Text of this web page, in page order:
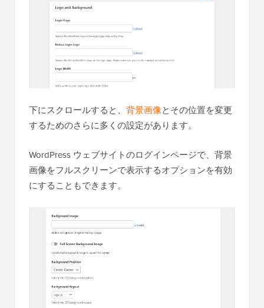
下にスクロールすると、 背景画像とその位置を変更
するためのさらに多くの設定があります。
WordPress ウェブサイトのログインページで、背景
画像をフルスクリーンで表示するオプションを有効
にすることもできます。